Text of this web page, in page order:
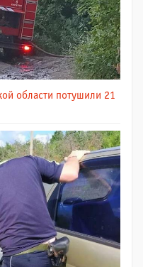
области потушили 21